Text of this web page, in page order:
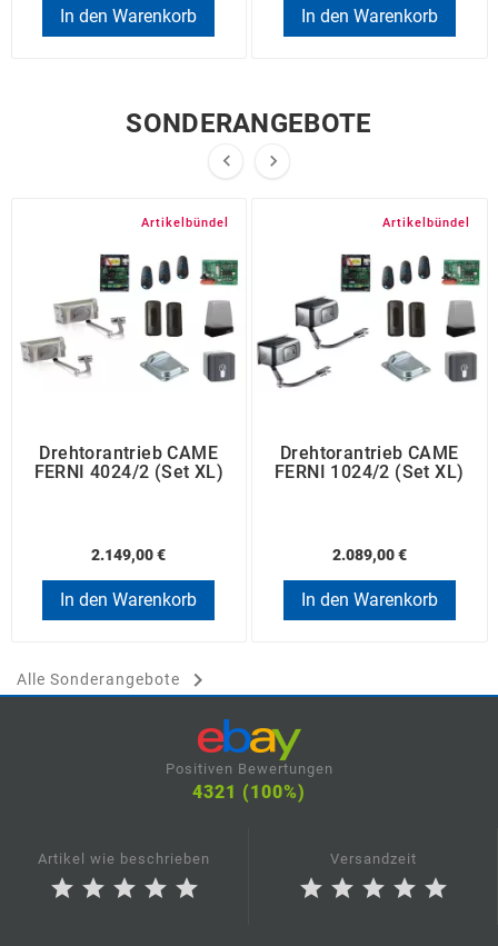
In den Warenkorb In den Warenkorb
SONDERANGEBOTE
 
Artikelbündel
Drehtorantrieb CAME
FERNI 4024/2 (Set XL)
2.149,00 €
In den Warenkorb
Artikelbündel
Drehtorantrieb CAME
FERNI 1024/2 (Set XL)
2.089,00 €
In den Warenkorb
Alle Sonderangebote 
Positiven Bewertungen
4321 (100%)
Artikel wie beschrieben
star star star star star
Versandzeit
star star star star star